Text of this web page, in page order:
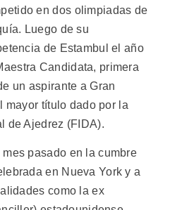
en dos olimpiadas de
Luego de su
de Estambul el año
Candidata, primera
un aspirante a Gran
mayor título dado por la
de Ajedrez (FIDA).
pasado en la cumbre
en Nueva York y a
como la ex